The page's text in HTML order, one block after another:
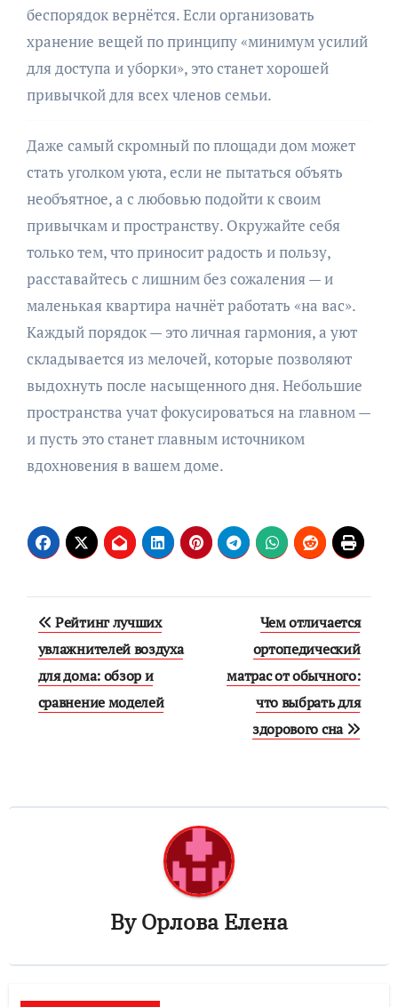
беспорядок вернётся. Если организовать
хранение вещей по принципу «минимум усилий
для доступа и уборки», это станет хорошей
привычкой для всех членов семьи.
Даже самый скромный по площади дом может
стать уголком уюта, если не пытаться объять
необъятное, а с любовью подойти к своим
привычкам и пространству. Окружайте себя
только тем, что приносит радость и пользу,
расставайтесь с лишним без сожаления — и
маленькая квартира начнёт работать «на вас».
Каждый порядок — это личная гармония, а уют
складывается из мелочей, которые позволяют
выдохнуть после насыщенного дня. Небольшие
пространства учат фокусироваться на главном —
и пусть это станет главным источником
вдохновения в вашем доме.
Навигация
по
записям
Рейтинг лучших
увлажнителей воздуха
для дома: обзор и
сравнение моделей
Чем отличается
ортопедический
матрас от обычного:
что выбрать для
здорового сна
ByОрлова Елена